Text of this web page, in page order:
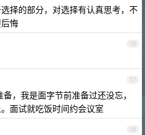
择的部分，对选择有认真思考，不
悔
16
17
，我是面字节前准备过还没忘，
面试就吃饭时间约会议室
18